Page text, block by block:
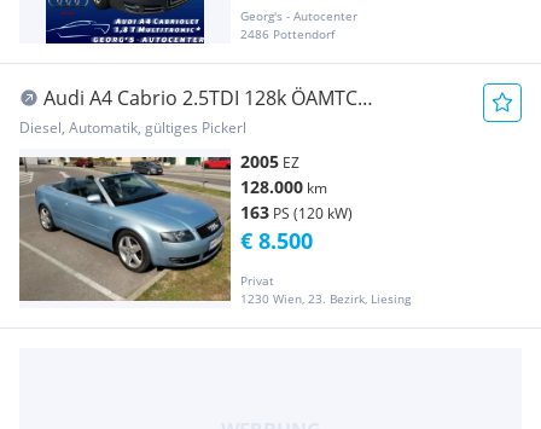
Georg's - Autocenter
2486 Pottendorf
Audi A4 Cabrio 2.5TDI 128k ÖAMTC
Pickerl,Service neu
Diesel, Automatik, gültiges Pickerl
2005 EZ
128.000 km
163 PS (120 kW)
Privat
1230 Wien, 23. Bezirk, Liesing
€ 8.500